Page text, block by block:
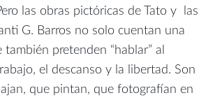
las obras pictóricas de Tato y las
G. Barros no solo cuentan una
pretenden “hablar” al
el descanso y la libertad. Son
que pintan, que fotografían en